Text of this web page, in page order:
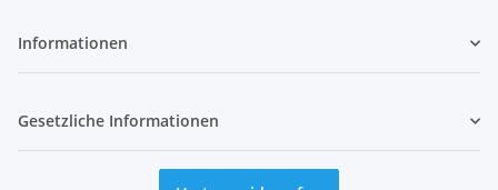
Informationen
Gesetzliche Informationen